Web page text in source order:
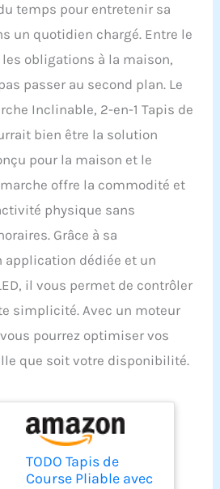
temps pour entretenir sa
un quotidien chargé. Entre le
obligations à la maison,
passer au second plan. Le
Inclinable, 2-en-1 Tapis de
bien être la solution
pour la maison et le
offre la commodité et
physique sans
Grâce à sa
application dédiée et un
il vous permet de contrôler
simplicité. Avec un moteur
pourrez optimiser vos
que soit votre disponibilité.
TODO Tapis de
Course Pliable avec